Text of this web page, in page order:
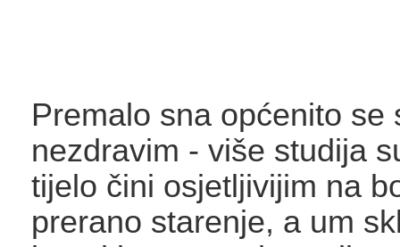
Premalo sna općenito se
nezdravim - više studija
tijelo čini osjetljivijim na
prerano starenje, a um